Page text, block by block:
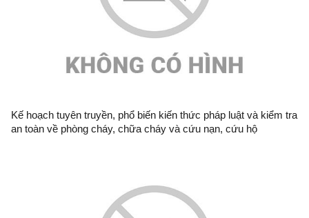
Kế hoạch tuyên truyền, phổ biến kiến thức pháp luật và kiểm tra
an toàn về phòng cháy, chữa cháy và cứu nạn, cứu hộ